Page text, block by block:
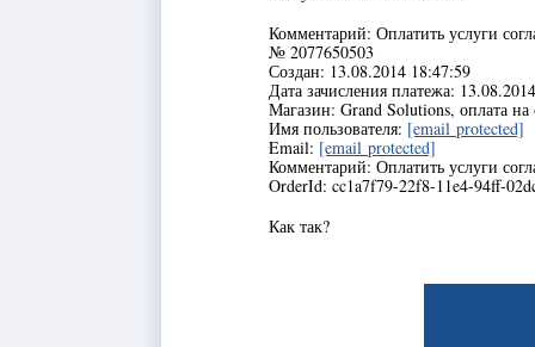
Комментарий: Оплатить услуги
№ 2077650503
Создан: 13.08.2014 18:47:59
Дата зачисления платежа:
Магазин: Grand Solutions, оплата
Имя пользователя: [email protected]
Email: [email protected]
Комментарий: Оплатить услуги
OrderId: cc1a7f79-22f8-11e4-94ff-
Как так?